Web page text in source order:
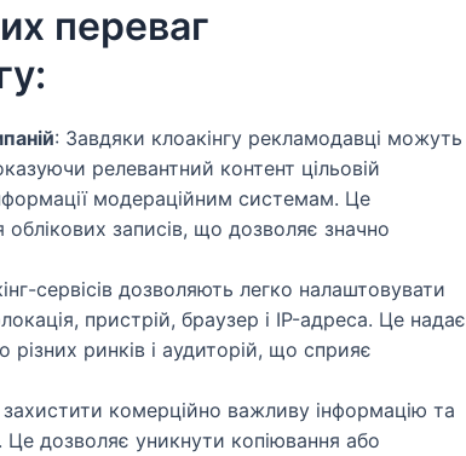
переваг
: Завдяки клоакінгу рекламодавці можуть
релевантний контент цільовій
модераційним системам. Це
записів, що дозволяє значно
сервісів дозволяють легко налаштовувати
пристрій, браузер і IP-адреса. Це надає
різних ринків і аудиторій, що сприяє
комерційно важливу інформацію та
Це дозволяє уникнути копіювання або